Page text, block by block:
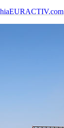
EURACTIV.com